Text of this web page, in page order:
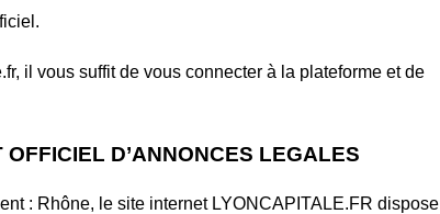
il vous suffit de vous connecter à la plateforme et de
D’ANNONCES LEGALES
: Rhône, le site internet LYONCAPITALE.FR dispose